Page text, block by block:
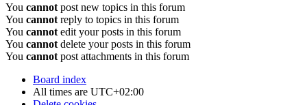
You cannot post new topics in this forum
You cannot reply to topics in this forum
You cannot edit your posts in this forum
You cannot delete your posts in this forum
You cannot post attachments in this forum
Board index
All times are UTC+02:00